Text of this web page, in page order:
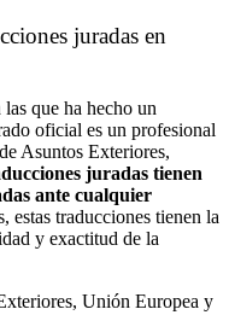
juradas en
que ha hecho un
oficial es un profesional
Asuntos Exteriores,
juradas tienen
ante cualquier
estas traducciones tienen la
y exactitud de la
Unión Europea y